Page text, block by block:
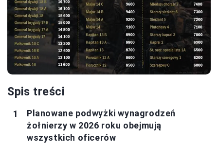
Spis treści
Planowane podwyżki wynagrodzeń
żołnierzy w 2026 roku obejmują
wszystkich oficerów